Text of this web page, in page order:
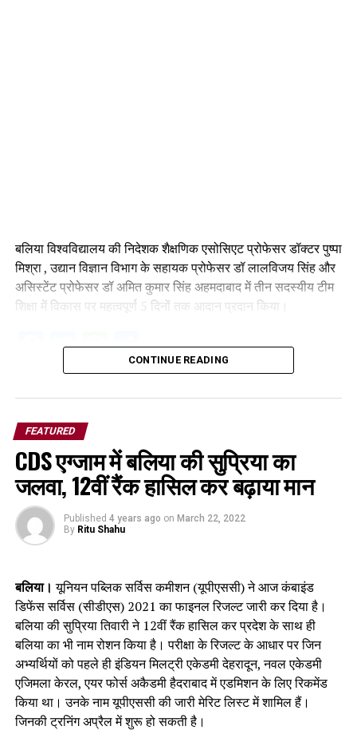
बलिया विश्वविद्यालय की निदेशक शैक्षणिक एसोसिएट प्रोफेसर डॉक्टर पुष्पा
मिश्रा , उद्यान विज्ञान विभाग के सहायक प्रोफेसर डॉ लालविजय सिंह और
असिस्टेंट प्रोफेसर डॉ अमित कुमार सिंह अहमदाबाद में तीन सदस्यीय टीम
शिक्षा में विकास पर महत्वपूर्ण 5 दिनों तक आदान प्रदान किया।
Facebook
Twitter
WhatsApp
Share
CONTINUE READING
FEATURED
CDS एग्जाम में बलिया की सुप्रिया का
जलवा, 12वीं रैंक हासिल कर बढ़ाया मान
Published 4 years ago on March 22, 2022
By Ritu Shahu
बलिया। यूनियन पब्लिक सर्विस कमीशन (यूपीएससी) ने आज कंबाइंड
डिफेंस सर्विस (सीडीएस) 2021 का फाइनल रिजल्ट जारी कर दिया है।
बलिया की सुप्रिया तिवारी ने 12वीं रैंक हासिल कर प्रदेश के साथ ही
बलिया का भी नाम रोशन किया है। परीक्षा के रिजल्ट के आधार पर जिन
अभ्यर्थियों को पहले ही इंडियन मिलट्री एकेडमी देहरादून, नवल एकेडमी
एजिमला केरल, एयर फोर्स अकैडमी हैदराबाद में एडमिशन के लिए रिकमेंड
किया था। उनके नाम यूपीएससी की जारी मेरिट लिस्ट में शामिल हैं।
जिनकी ट्रनिंग अप्रैल में शुरू हो सकती है।